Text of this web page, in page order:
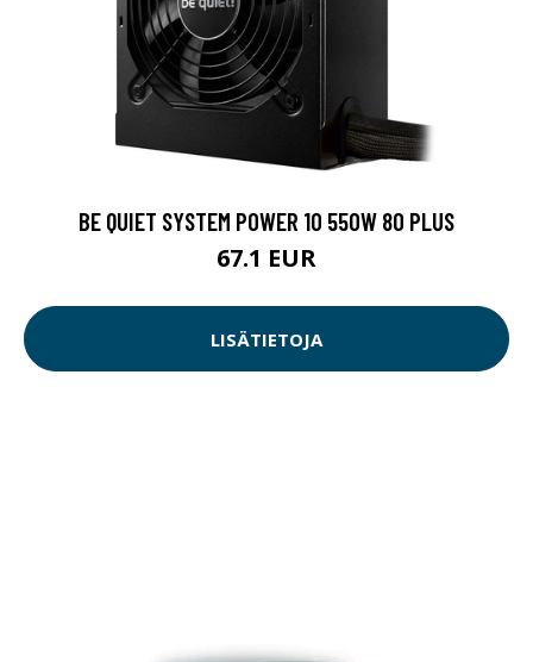
BE QUIET SYSTEM POWER 10 550W 80 PLUS
67.1 EUR
LISÄTIETOJA